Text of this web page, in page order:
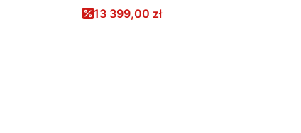
Cena promocyjna
13 399,00 zł